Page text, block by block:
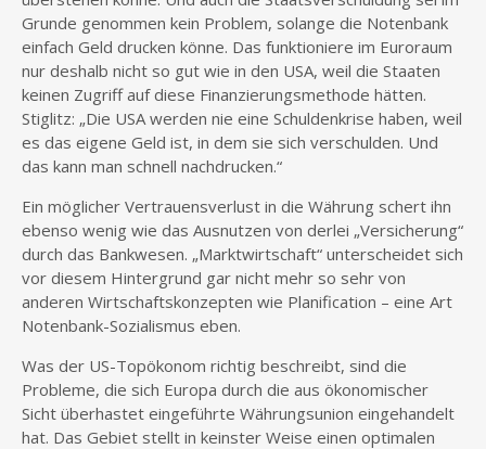
Grunde genommen kein Problem, solange die Notenbank
einfach Geld drucken könne. Das funktioniere im Euroraum
nur deshalb nicht so gut wie in den USA, weil die Staaten
keinen Zugriff auf diese Finanzierungsmethode hätten.
Stiglitz: „Die USA werden nie eine Schuldenkrise haben, weil
es das eigene Geld ist, in dem sie sich verschulden. Und
das kann man schnell nachdrucken.“
Ein möglicher Vertrauensverlust in die Währung schert ihn
ebenso wenig wie das Ausnutzen von derlei „Versicherung“
durch das Bankwesen. „Marktwirtschaft“ unterscheidet sich
vor diesem Hintergrund gar nicht mehr so sehr von
anderen Wirtschaftskonzepten wie Planification – eine Art
Notenbank-Sozialismus eben.
Was der US-Topökonom richtig beschreibt, sind die
Probleme, die sich Europa durch die aus ökonomischer
Sicht überhastet eingeführte Währungsunion eingehandelt
hat. Das Gebiet stellt in keinster Weise einen optimalen